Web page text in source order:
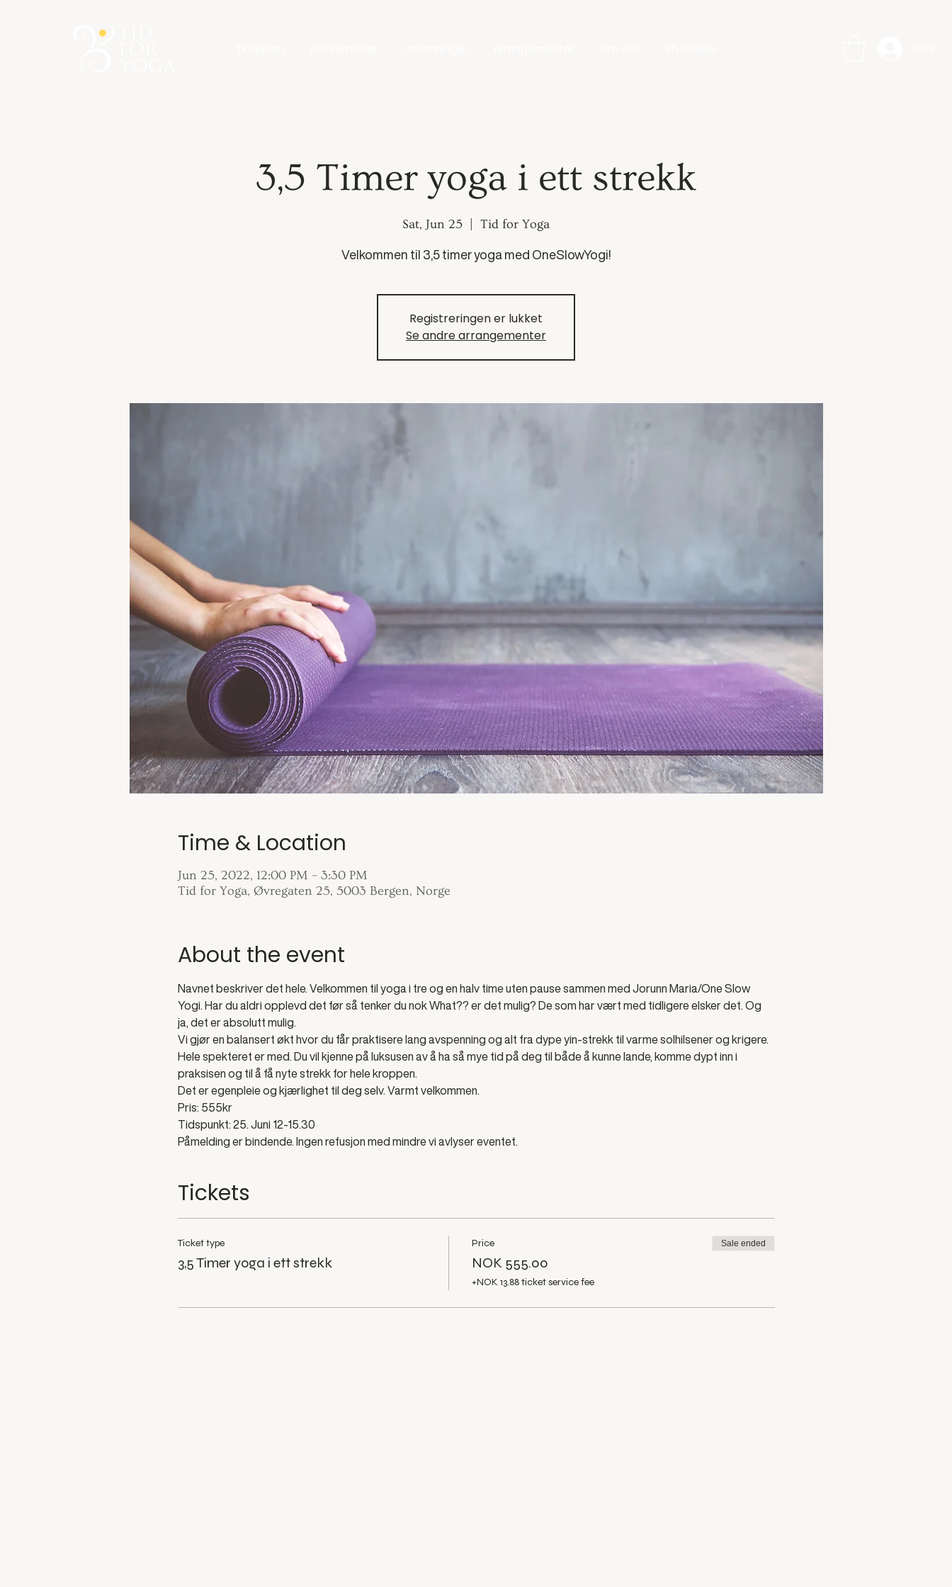
3,5 Timer yoga i ett strekk
Sat, Jun 25 Tid for Yoga
Velkommen til 3,5 timer yoga med OneSlowYogi!
Registreringen er lukket
Se andre arrangementer
Time & Location
Jun 25, 2022, 12:00 PM – 3:30 PM
Tid for Yoga, Øvregaten 25, 5003 Bergen, Norge
About the event
Navnet beskriver det hele. Velkommen til yoga i tre og en halv time uten pause sammen med Jorunn Maria/One Slow
Yogi. Har du aldri opplevd det før så tenker du nok What?? er det mulig? De som har vært med tidligere elsker det. Og
ja, det er absolutt mulig.
Vi gjør en balansert økt hvor du får praktisere lang avspenning og alt fra dype yin-strekk til varme solhilsener og krigere.
Hele spekteret er med. Du vil kjenne på luksusen av å ha så mye tid på deg til både å kunne lande, komme dypt inn i
praksisen og til å få nyte strekk for hele kroppen.
Det er egenpleie og kjærlighet til deg selv. Varmt velkommen.
Pris: 555kr
Tidspunkt: 25. Juni 12-15.30
Påmelding er bindende. Ingen refusjon med mindre vi avlyser eventet.
Tickets
Ticket type
3,5 Timer yoga i ett strekk
Price
NOK 555.00
+NOK 13.88 ticket service fee
Sale ended